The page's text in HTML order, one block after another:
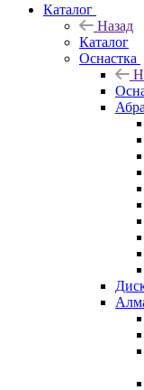
Каталог
Назад
Каталог
Оснастка